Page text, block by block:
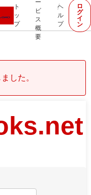
ト
ッ
プ
ー
ビ
ス
概
要
ヘ
ル
プ
ロ
グ
イ
ン
した。